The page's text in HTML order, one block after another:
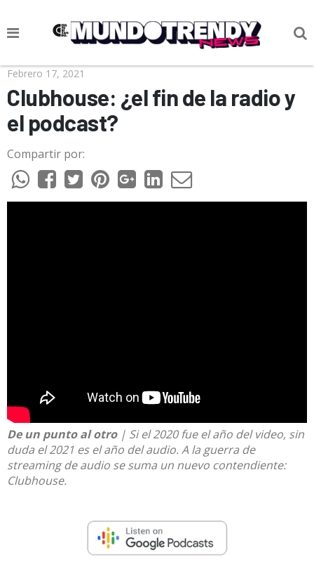
NOTICIAS
CULTURA POP
CIENCIA Y TECNOLOGÍA
VIDA
SOCIEDAD
Febrero 17, 2021
Clubhouse: ¿el fin de la radio y
el podcast?
Compartir por:
De un punto al otro| Si el 2020 fue el año del video, sin
duda el 2021 es el año del audio. A la guerra de
streaming de audio se suma un nuevo contendiente:
Clubhouse.